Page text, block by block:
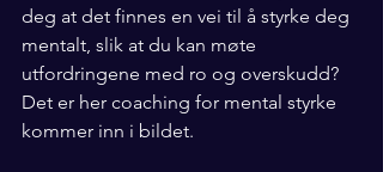
deg at det finnes en vei til å styrke deg
mentalt, slik at du kan møte
utfordringene med ro og overskudd?
Det er her coaching for mental styrke
kommer inn i bildet.